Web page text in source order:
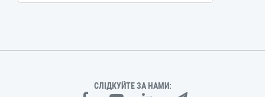
СЛІДКУЙТЕ ЗА НАМИ: